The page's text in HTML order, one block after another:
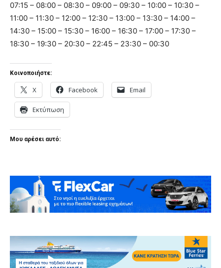
07:15 – 08:00 – 08:30 – 09:00 – 09:30 – 10:00 – 10:30 –
11:00 – 11:30 – 12:00 – 12:30 – 13:00 – 13:30 – 14:00 –
14:30 – 15:00 – 15:30 – 16:00 – 16:30 – 17:00 – 17:30 –
18:30 – 19:30 – 20:30 – 22:45 – 23:30 – 00:30
Κοινοποιήστε:
X Facebook Email
Εκτύπωση
Μου αρέσει αυτό: